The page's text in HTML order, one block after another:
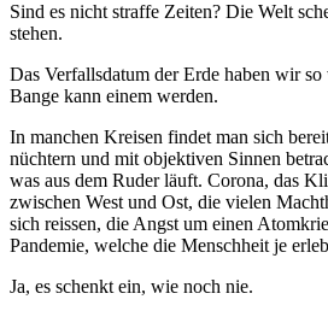
Sind es nicht straffe Zeiten? Die Welt
stehen.
Das Verfallsdatum der Erde haben wir
Bange kann einem werden.
In manchen Kreisen findet man sich
nüchtern und mit objektiven Sinnen
was aus dem Ruder läuft. Corona, das
zwischen West und Ost, die vielen
sich reissen, die Angst um einen
Pandemie, welche die Menschheit je
Ja, es schenkt ein, wie noch nie.